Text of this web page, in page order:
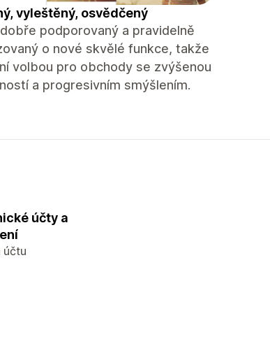
vyleštěný, osvědčený
podporovaný a pravidelně
o nové skvělé funkce, takže
volbou pro obchody se zvýšenou
a progresivním smýšlením.
účty a
účtu